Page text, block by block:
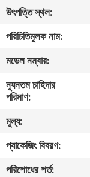
আমাদের
সম্বন্ধে
কারখানা
পরিদর্শন
গুণমান
নিয়ন্ত্রণ
উৎপত্তি স্থল:
পরিচিতিমুলক নাম:
মডেল নম্বার:
ন্যূনতম চাহিদার
পরিমাণ:
মূল্য:
প্যাকেজিং বিবরণ:
পরিশোধের শর্ত: